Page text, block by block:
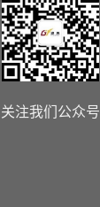
我们公众号